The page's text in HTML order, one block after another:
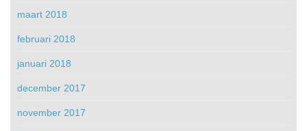
maart 2018
februari 2018
januari 2018
december 2017
november 2017